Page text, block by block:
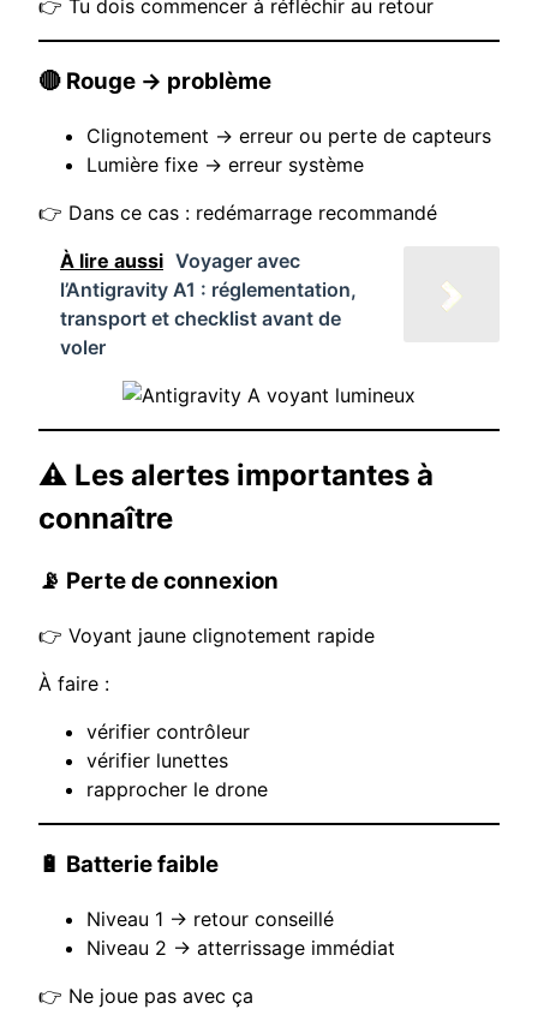
👉 Tu dois commencer à réfléchir au retour
🔴 Rouge → problème
Clignotement → erreur ou perte de capteurs
Lumière fixe → erreur système
👉 Dans ce cas : redémarrage recommandé
À lire aussi Voyager avec
l’Antigravity A1 : réglementation,
transport et checklist avant de
voler
⚠️ Les alertes importantes à
connaître
📡 Perte de connexion
👉 Voyant jaune clignotement rapide
À faire :
vérifier contrôleur
vérifier lunettes
rapprocher le drone
🔋 Batterie faible
Niveau 1 → retour conseillé
Niveau 2 → atterrissage immédiat
👉 Ne joue pas avec ça